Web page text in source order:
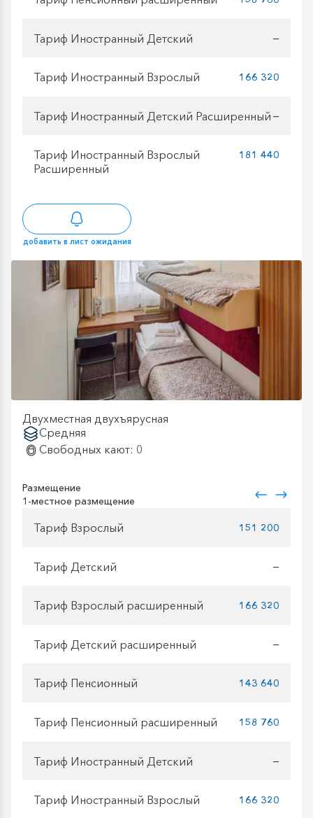
Тариф Иностранный Детский —
Тариф Иностранный Взрослый 166 320
Тариф Иностранный Детский Расширенный —
Тариф Иностранный Взрослый
Расширенный
181 440
добавить в лист ожидания
Двухместная двухъярусная
Средняя
Свободных кают: 0
Размещение
1-местное размещение
Тариф Взрослый 151 200
Тариф Детский —
Тариф Взрослый расширенный 166 320
Тариф Детский расширенный —
Тариф Пенсионный 143 640
Тариф Пенсионный расширенный 158 760
Тариф Иностранный Детский —
Тариф Иностранный Взрослый 166 320